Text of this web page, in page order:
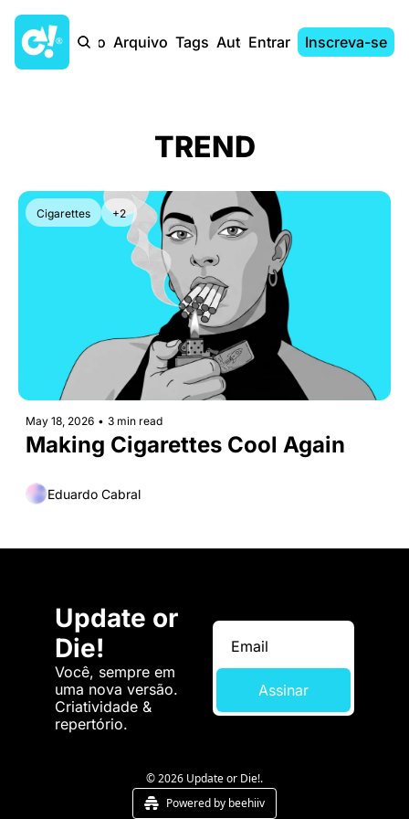
Início Arquivo Tags AutoresEntrar Inscreva-se
TREND
Cigarettes +2
May 18, 2026 • 3 min read
Making Cigarettes Cool Again
Eduardo Cabral
Update or
Die!
Você, sempre em
uma nova versão.
Criatividade &
repertório.
Assinar
© 2026 Update or Die!.
Powered by beehiiv